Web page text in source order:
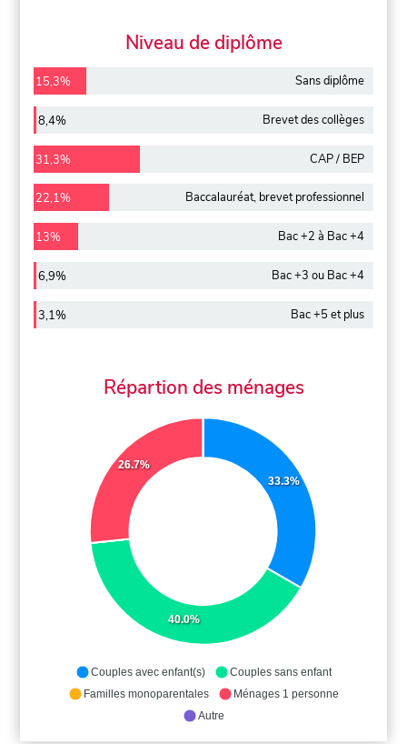
Niveau de diplôme
15,3% Sans diplôme
8,4% Brevet des collèges
31,3% CAP / BEP
22,1% Baccalauréat, brevet professionnel
13% Bac +2 à Bac +4
6,9% Bac +3 ou Bac +4
3,1% Bac +5 et plus
Répartion des ménages
33.3%
40.0%
26.7%
Couples avec enfant(s)
Couples sans enfant
Familles monoparentales
Ménages 1 personne
Autre